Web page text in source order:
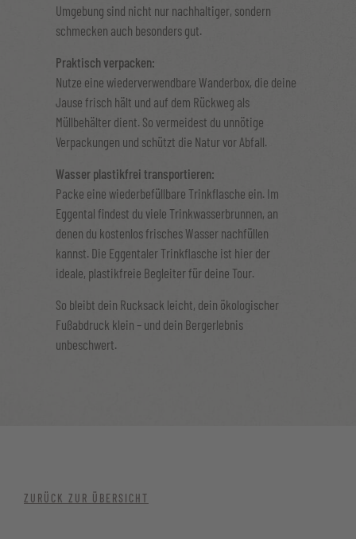
Umgebung sind nicht nur nachhaltiger, sondern
schmecken auch besonders gut.
Praktisch verpacken:
Nutze eine wiederverwendbare Wanderbox, die deine
Jause frisch hält und auf dem Rückweg als
Müllbehälter dient. So vermeidest du unnötige
Verpackungen und schützt die Natur vor Abfall.
Wasser plastikfrei transportieren:
Packe eine wiederbefüllbare Trinkflasche ein. Im
Eggental findest du viele Trinkwasserbrunnen, an
denen du kostenlos frisches Wasser nachfüllen
kannst. Die Eggentaler Trinkflasche ist hier der
ideale, plastikfreie Begleiter für deine Tour.
So bleibt dein Rucksack leicht, dein ökologischer
Fußabdruck klein – und dein Bergerlebnis
unbeschwert.
ZURÜCK ZUR ÜBERSICHT